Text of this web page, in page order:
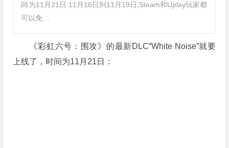
间为11月21日:11月16日到11月19日,Steam和Uplay玩家都
可以免…
《彩虹六号：围攻》的最新DLC“White Noise”就要
上线了，时间为11月21日：